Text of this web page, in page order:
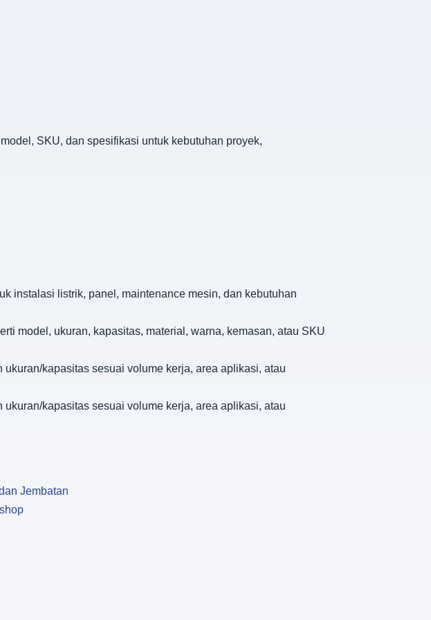
SKU, dan spesifikasi untuk kebutuhan proyek,
instalasi listrik, panel, maintenance mesin, dan kebutuhan
model, ukuran, kapasitas, material, warna, kemasan, atau SKU
kapasitas sesuai volume kerja, area aplikasi, atau
kapasitas sesuai volume kerja, area aplikasi, atau
Jembatan